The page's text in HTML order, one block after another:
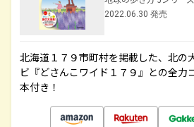
2022.06.30 発売
北海道１７９市町村を掲載した、北の
ビ『どさんこワイド１７９』との全力
本付き！